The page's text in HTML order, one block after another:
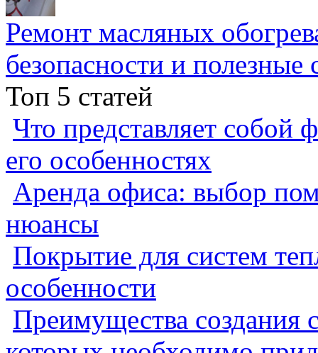
Ремонт масляных
безопасности и полезные
Топ 5 статей
Что представляет собой
его особенностях
Аренда офиса: выбор
нюансы
Покрытие для систем
особенности
Преимущества создания